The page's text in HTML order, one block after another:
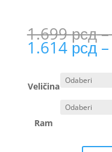
1.699рсд–
1.614 рсд –
Veličina
Ram